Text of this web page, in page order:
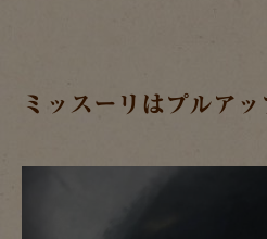
ミッスーリはプルアッ